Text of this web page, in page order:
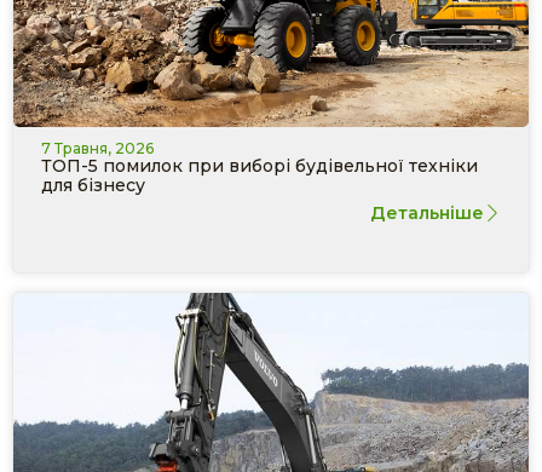
7 Травня, 2026
ТОП-5 помилок при виборі будівельної техніки
для бізнесу
Детальніше